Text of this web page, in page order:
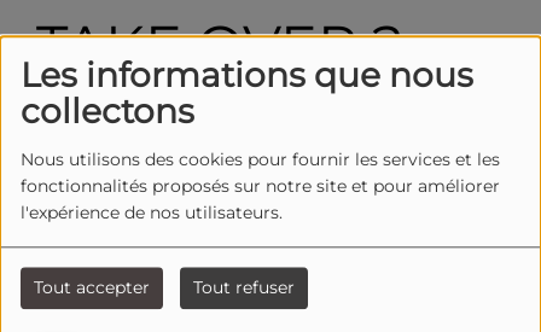
Les informations que nous
collectons
Nous utilisons des cookies pour fournir les services et les
fonctionnalités proposés sur notre site et pour améliorer
l'expérience de nos utilisateurs.
Tout accepter Tout refuser
TAKE OVER 2
ÈME ÉDITION